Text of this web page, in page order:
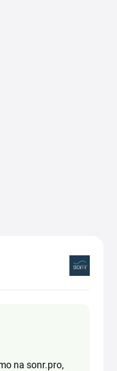
na sonr.pro,